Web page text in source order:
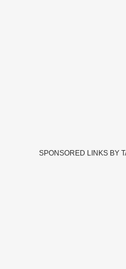
SPONSORED LINKS BY